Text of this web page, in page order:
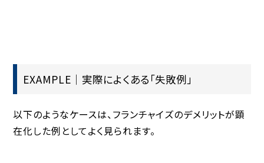
EXAMPLE｜実際によくある「失敗例」
以下のようなケースは、フランチャイズのデメリットが顕
在化した例としてよく見られます。